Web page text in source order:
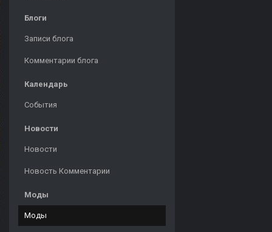
Блоги
Записи блога
Комментарии блога
Календарь
События
Новости
Новости
Новость Комментарии
Моды
Моды